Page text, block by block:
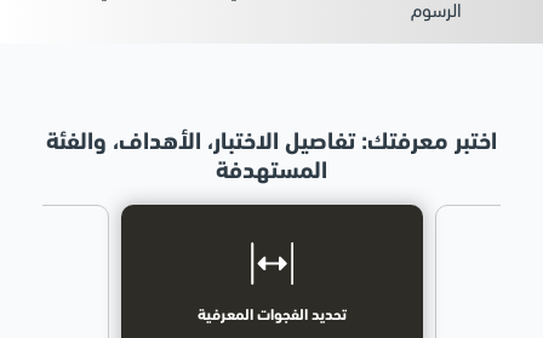
الرسوم
اختبر معرفتك: تفاصيل الاختبار، الأهداف، والفئة
المستهدفة
تحديد الفجوات المعرفية